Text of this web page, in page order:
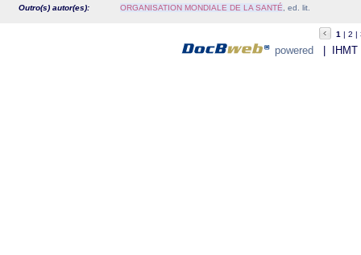
Outro(s) autor(es): ORGANISATION MONDIALE DE LA SANTÉ , ed. lit.
1 2
powered | IHMT -